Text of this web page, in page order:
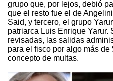
grupo que, por lejos, debió
que el resto fue el de
Said, y tercero, el grupo
patriarca Luis Enrique Yarur.
revisadas, las salidas
para el fisco por algo más
concepto de multas.